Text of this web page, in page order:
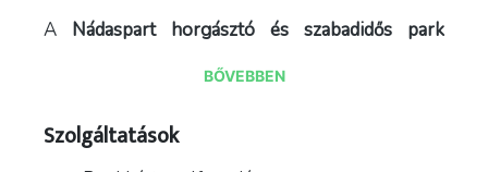
A Nádaspart horgásztó és szabadidős park
horgászni vágynak. Akik a homokos, kiépített
alkalmas helyet keresnek, vagy csak egyszerűen
szeretnék szabadidejüket tájvédelmi jellegű
BŐVEBBEN
Szolgáltatások